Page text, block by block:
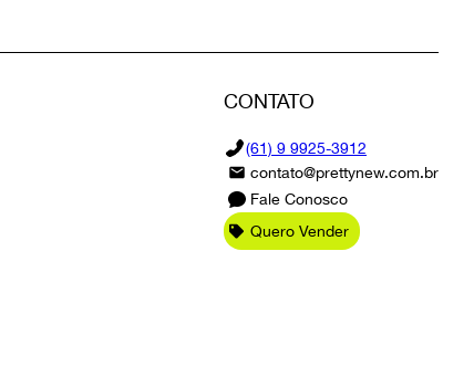
CONTATO
(61) 9 9925-3912
contato@prettynew.com.br
Fale Conosco
Quero Vender